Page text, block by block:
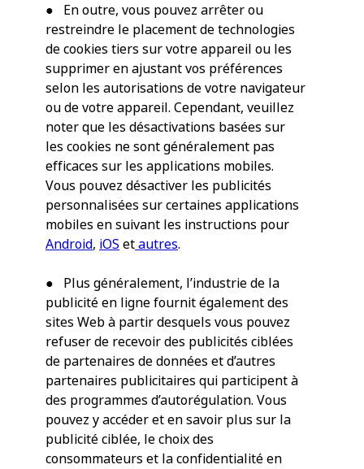
● En outre, vous pouvez arrêter ou
restreindre le placement de technologies
de cookies tiers sur votre appareil ou les
supprimer en ajustant vos préférences
selon les autorisations de votre navigateur
ou de votre appareil. Cependant, veuillez
noter que les désactivations basées sur
les cookies ne sont généralement pas
efficaces sur les applications mobiles.
Vous pouvez désactiver les publicités
personnalisées sur certaines applications
mobiles en suivant les instructions pour
Android, iOS etautres.
● Plus généralement, l’industrie de la
publicité en ligne fournit également des
sites Web à partir desquels vous pouvez
refuser de recevoir des publicités ciblées
de partenaires de données et d’autres
partenaires publicitaires qui participent à
des programmes d’autorégulation. Vous
pouvez y accéder et en savoir plus sur la
publicité ciblée, le choix des
consommateurs et la confidentialité en